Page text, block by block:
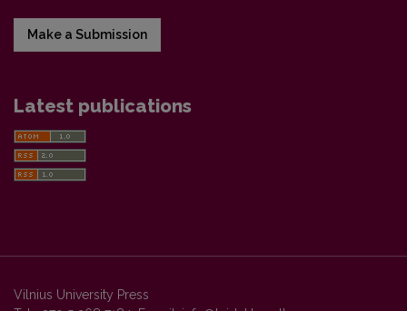
Make a Submission
Latest publications
Vilnius University Press